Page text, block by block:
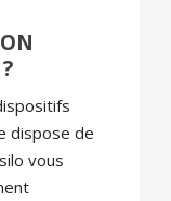
dispose de
vous